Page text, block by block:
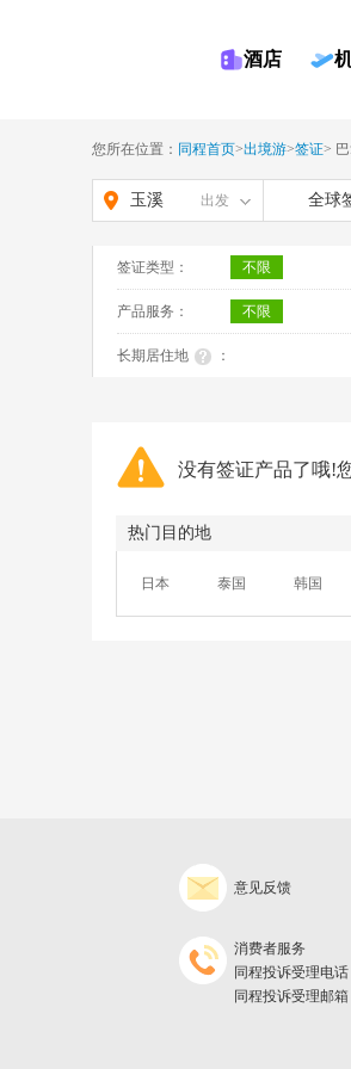
酒店
您所在位置： 同程首页>出境游>签证>
玉溪 出发 全球
签证类型： 不限
产品服务： 不限
长期居住地 ：
没有签证产品了哦!
热门目的地
日本 泰国 韩国
意见反馈
消费者服务
同程投诉受理电
同程投诉受理邮